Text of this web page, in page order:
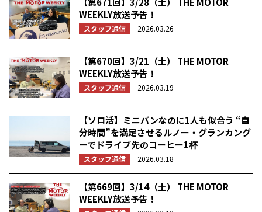
WEEKLY放送予告！
スタッフ通信 2026.03.26
【第670回】3/21（土） THE MOTOR
WEEKLY放送予告！
スタッフ通信 2026.03.19
【ソロ活】ミニバンなのに1人も似合う “自
分時間”を満足させるルノー・グランカング
ーでドライブ先のコーヒー1杯
スタッフ通信 2026.03.18
【第669回】3/14（土） THE MOTOR
WEEKLY放送予告！